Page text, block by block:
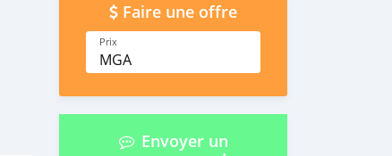
Faire une offre
Prix
MGA
Envoyer un